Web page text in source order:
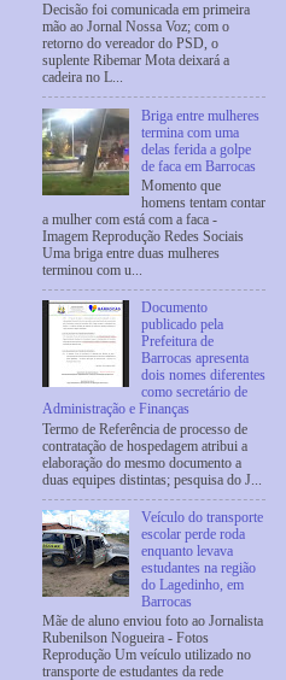
Decisão foi comunicada em primeira
mão ao Jornal Nossa Voz; com o
retorno do vereador do PSD, o
suplente Ribemar Mota deixará a
cadeira no L...
Briga entre mulheres
termina com uma
delas ferida a golpe
de faca em Barrocas
Momento que
homens tentam contar
a mulher com está com a faca -
Imagem Reprodução Redes Sociais
Uma briga entre duas mulheres
terminou com u...
Documento
publicado pela
Prefeitura de
Barrocas apresenta
dois nomes diferentes
como secretário de
Administração e Finanças
Termo de Referência de processo de
contratação de hospedagem atribui a
elaboração do mesmo documento a
duas equipes distintas; pesquisa do J...
Veículo do transporte
escolar perde roda
enquanto levava
estudantes na região
do Lagedinho, em
Barrocas
Mãe de aluno enviou foto ao Jornalista
Rubenilson Nogueira - Fotos
Reprodução Um veículo utilizado no
transporte de estudantes da rede